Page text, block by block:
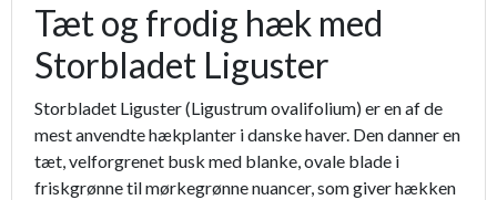
Tæt og frodig hæk med
Storbladet Liguster
Storbladet Liguster (Ligustrum ovalifolium) er en af de
mest anvendte hækplanter i danske haver. Den danner en
tæt, velforgrenet busk med blanke, ovale blade i
friskgrønne til mørkegrønne nuancer, som giver hækken